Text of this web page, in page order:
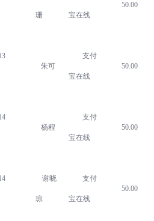
珊 宝在线
50.00
朱可
支付
宝在线
50.00
杨程
支付
宝在线
50.00
谢晓
琼
支付
宝在线
50.00